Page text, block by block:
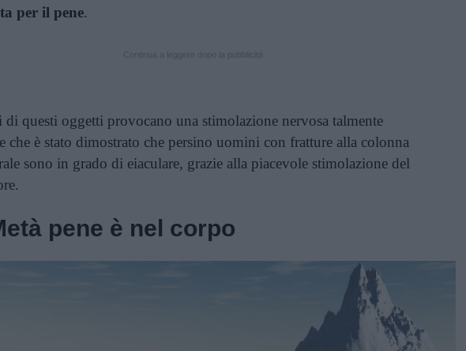
per il pene.
di questi oggetti provocano una stimolazione nervosa talmente
che è stato dimostrato che persino uomini con fratture alla colonna
sono in grado di eiaculare, grazie alla piacevole stimolazione del
pene è nel corpo